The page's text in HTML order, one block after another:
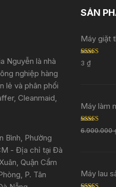
Nguyễn là nhà
nghiệp hàng
lẻ và phân phối
Cleanmaid,
Bình, Phường
- Địa chỉ tại Đà
Quận Cẩm
P. Tân
SẢN
Máy giặt
Rated
out of 5
3 ₫
Máy làm
Rated 5.00
out of 5
6.900.000
Máy lau